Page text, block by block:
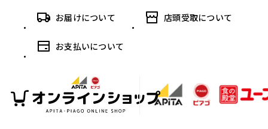
お届けについて 店頭受取について
お支払いについて